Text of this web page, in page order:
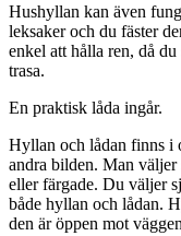
Hushyllan kan även
leksaker och du fäster
enkel att hålla ren, då
trasa.
En praktisk låda ingår.
Hyllan och lådan finns i
andra bilden. Man
eller färgade. Du väljer
både hyllan och lådan.
den är öppen mot